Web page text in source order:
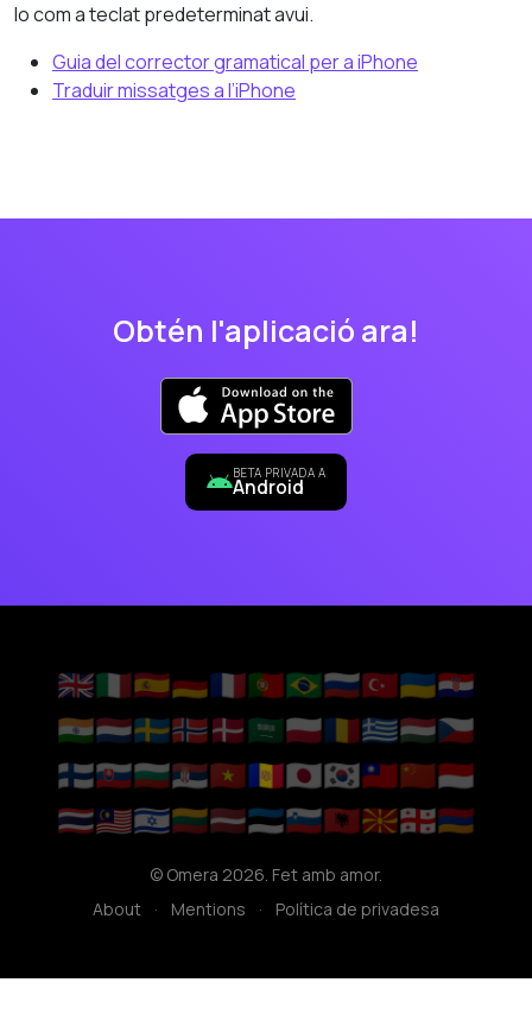
lo com a teclat predeterminat avui.
Guia del corrector gramatical per a iPhone
Traduir missatges a l’iPhone
Obtén l'aplicació ara!
BETA PRIVADA A
Android
🇬🇧🇮🇹🇪🇸🇩🇪🇫🇷🇵🇹🇧🇷🇷🇺🇹🇷🇺🇦🇭🇷
🇮🇳🇳🇱🇸🇪🇳🇴🇩🇰🇸🇦🇵🇱🇷🇴🇬🇷🇭🇺🇨🇿
🇫🇮🇸🇰🇧🇬🇷🇸🇻🇳🇦🇩🇯🇵🇰🇷🇹🇼🇨🇳🇮🇩
🇹🇭🇲🇾🇮🇱🇱🇹🇱🇻🇪🇪🇸🇮🇦🇱🇲🇰🇬🇪🇦🇲
© Omera 2026. Fet amb amor.
About
· Mentions · Política de privadesa